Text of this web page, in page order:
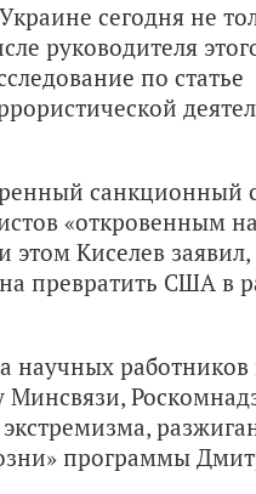
сегодня не
руководителя
по статье
санкционный
«откровенным
Киселев заявил,
превратить США в
научных работников
программы